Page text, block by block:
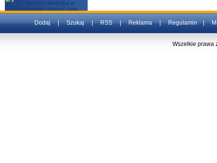
Dodaj|Szukaj|RSS|Reklama|Regulamin|
Wszelkie prawa